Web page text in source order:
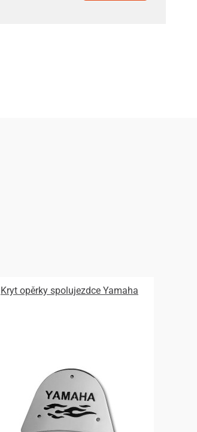
Kryt opěrky spolujezdce Yamaha